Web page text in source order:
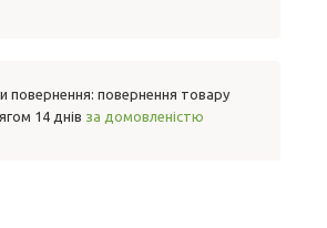
повернення товару
14 днів за домовленістю